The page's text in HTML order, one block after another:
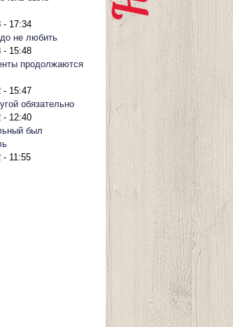
- 17:34
не любить
- 15:48
продолжаются
- 15:47
обязательно
- 12:40
был
- 11:55